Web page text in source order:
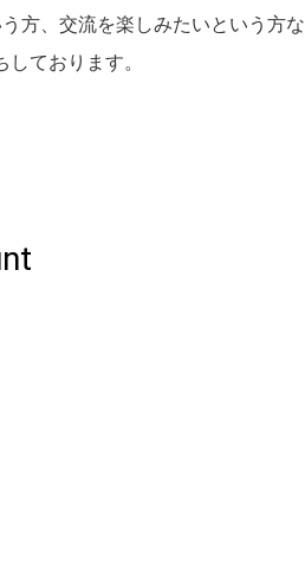
方、交流を楽しみたいという方な
ております。